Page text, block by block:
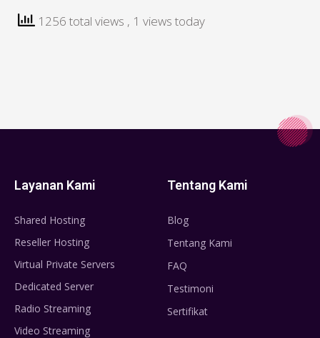
1256 total views , 1 views today
Layanan Kami
Shared Hosting
Reseller Hosting
Virtual Private Servers
Dedicated Server
Radio Streaming
Video Streaming
Tentang Kami
Blog
Tentang Kami
FAQ
Testimoni
Sertifikat